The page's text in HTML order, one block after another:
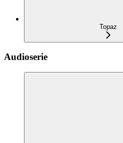
Topaz
Audioserie